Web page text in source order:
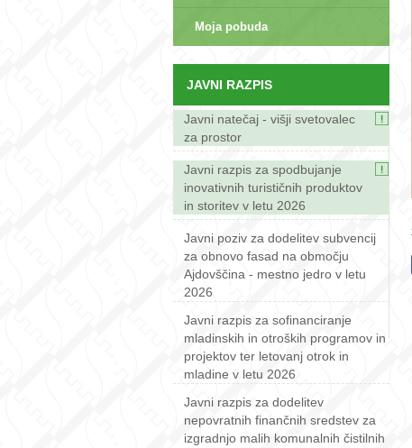
Moja pobuda
JAVNI RAZPIS
Javni natečaj - višji svetovalec
za prostor
Javni razpis za spodbujanje
inovativnih turističnih produktov
in storitev v letu 2026
Javni poziv za dodelitev subvencij
za obnovo fasad na območju
Ajdovščina - mestno jedro v letu
2026
Javni razpis za sofinanciranje
mladinskih in otroških programov in
projektov ter letovanj otrok in
mladine v letu 2026
Javni razpis za dodelitev
nepovratnih finančnih sredstev za
izgradnjo malih komunalnih čistilnih